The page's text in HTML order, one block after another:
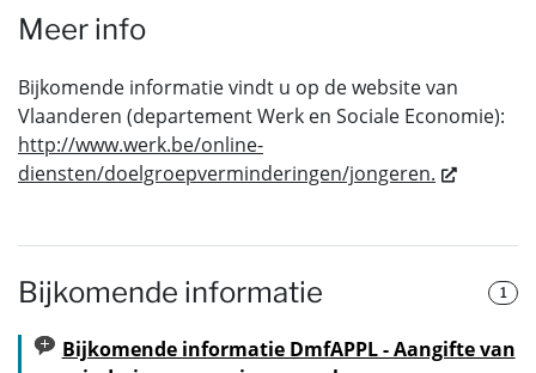
Meer info
Bijkomende informatie vindt u op de website van
Vlaanderen (departement Werk en Sociale Economie):
http://www.werk.be/online-
diensten/doelgroepverminderingen/jongeren.
Bijkomende informatie 1
Bijkomende informatie DmfAPPL - Aangifte van